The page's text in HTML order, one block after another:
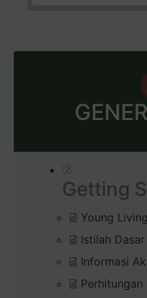
Getting
Young
Istilah Dasar
Informasi